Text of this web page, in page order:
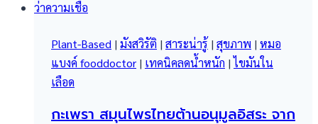
Plant-Based | มังสวิรัติ | สาระน่ารู้ | สุขภาพ | หมอ
แบงค์ fooddoctor | เทคนิคลดน้ำหนัก |ไขมันใน
เลือด
กะเพรา สมุนไพรไทยต้านอนุมูลอิสระ จาก